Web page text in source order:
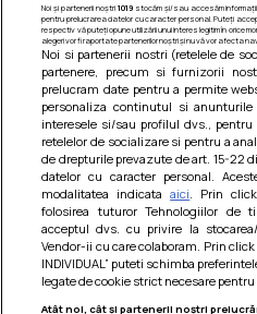
Barcute din vinete
Un deliciu usor de preparat!
Noi și partenerii noștri 1019stocăm și/sau accesăm informații
pentru prelucrarea datelor cu caracter personal. Puteți
respectiv vă puteți opune utilizării unui interes legitim în orice
alegeri vor fi raportate partenerilor noștri și nu vă vor afecta
Noi si partenerii nostri (retelele de
partenere, precum si furnizorii
prelucram date pentru a permite
personaliza continutul si
interesele si/sau profilul dvs.,
retelelor de socializare si pentru a
de drepturile prevazute de art. 15-22
datelor cu caracter personal.
modalitatea indicataaici . Prin
folosirea tuturor Tehnologiilor de
acceptul dvs. cu privire la
Vendor-ii cu care colaboram. Prin click
INDIVIDUAL” puteti schimba
legate de cookie strict necesare
Atât noi, cât și partenerii noștri